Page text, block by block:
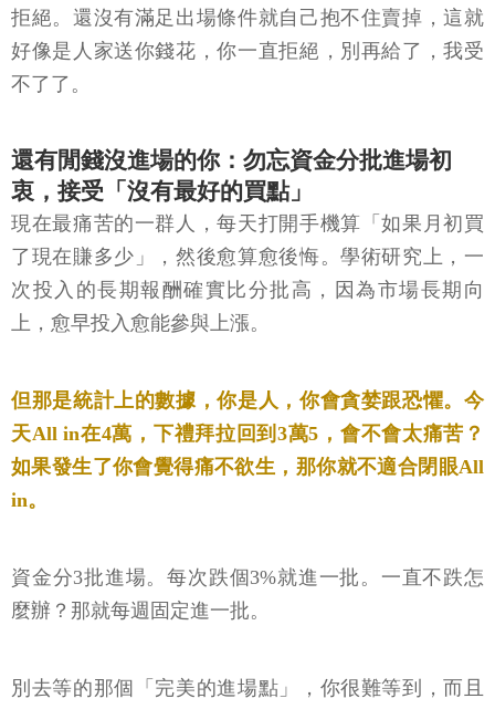
拒絕。還沒有滿足出場條件就自己抱不住賣掉，這就
好像是人家送你錢花，你一直拒絕，別再給了，我受
不了了。
還有閒錢沒進場的你：勿忘資金分批進場初
衷，接受「沒有最好的買點」
現在最痛苦的一群人，每天打開手機算「如果月初買
了現在賺多少」，然後愈算愈後悔。學術研究上，一
次投入的長期報酬確實比分批高，因為市場長期向
上，愈早投入愈能參與上漲。
但那是統計上的數據，你是人，你會貪婪跟恐懼。今
天All in在4萬，下禮拜拉回到3萬5，會不會太痛苦？
如果發生了你會覺得痛不欲生，那你就不適合閉眼All
in。
資金分3批進場。每次跌個3%就進一批。一直不跌怎
麼辦？那就每週固定進一批。
別去等的那個「完美的進場點」，你很難等到，而且